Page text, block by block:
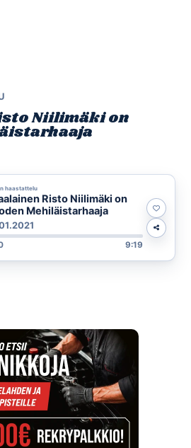
Niilimäki on
haastattelu
Risto Niilimäki on
Mehiläistarhaaja
9:19